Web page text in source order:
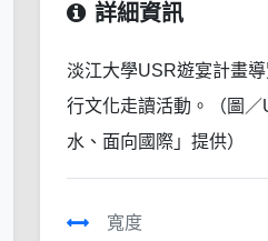
詳細資訊
淡江大學USR遊宴計畫
行文化走讀活動。（圖
水、面向國際」提供）
寬度